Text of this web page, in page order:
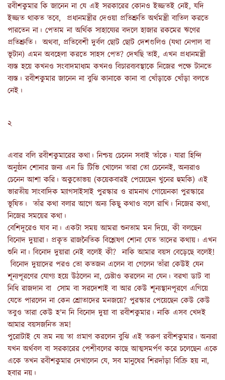
রবীশকুমার কি জানেন না যে এই সরকারের কোনও ইজ্জতই নেই, যদি
ইজ্জত থাকত তবে, প্রধানমন্ত্রীর দেওয়া প্রতিশ্রুতি অর্থমন্ত্রী বাতিল করতে
পারতেন না। পেতাম না অর্থিক সাহায্যের বদলে হাজার রকমের ঋণের
প্রতিশ্রুতি। অথবা, প্রতিবেশী দুর্বল ছোট ছোট দেশগুলিও (যথা নেপাল বা
ভূটান) এমন অবহেলা করতে সাহস পেত? দেখছি তাই, এখন প্রধানমন্ত্রী
ব্যস্ত হয়ে কখনও সংবাদমাধ্যম কখনও বিচারব্যবস্থাকে নিজের পক্ষে টানতে
ব্যস্ত। রবীশকুমার জানেন না বুঝি কানাকে কানা বা খোঁড়াকে খোঁড়া বলতে
নেই।
২
এবার বলি রবীশকুমারের কথা। নিশ্চয় চেনেন সবাই তাঁকে। যারা হিন্দি
অনুষ্ঠান শোনার জন্য এন ডি টিভি খোলেন তারা তো চেনেনই, অন্যরাও
চেনেন আশা করি। অকুতোভয় (কয়েকবারই পেয়েছেন খুনের হুমকি) এই
ভারতীয় সাংবাদিক ম্যাগসাইসাই পুরস্কার ও রামনাথ গোয়েনকা পুরস্কারে
ভূষিত। তাঁর কথা বলার আগে অন্য কিছু কথাও বলে রাখি। নিজের কথা,
নিজের সময়ের কথা।
বেশিদূরেও যাব না। একটা সময় আমরা শুনতাম মন দিয়ে, কী বলছেন
বিনোদ দুয়ারা। প্রকৃত রাজনৈতিক বিশ্লেষণ শোনা যেত তাদের কথায়। এখন
শুনি না। বিনোদ দুয়ারা নেই বলেই কী? নাকি আমার বয়স বেড়েছে বলেই!
বিনোদ দুয়াদের পরও তো কতজন এলেন বা গেলেন তাঁরা কেউই যেন
শূন্যপূরণের যোগ্য হয়ে উঠলেন না, চেষ্টাও করলেন না যেন। বরখা ডাট বা
নিধি রাজদান বা সোম বা সরদেশাই বা আর কেউ শূন্যস্থানপূরণে এগিয়ে
যেতে পারলেন না কেন শ্রোতাদের মনজয়ে? পুরস্কার পেয়েছেন কেউ কেউ
তবুও তারা কেউ হ'ন নি বিনোদ দুয়া বা রবীশকুমার। নাকি এসব খেদই
আমার বয়সজনিত ভ্রম!
পুরোটাই যে ভ্রম নয় তা প্রমাণ করলেন বুঝি এই তরুণ রবীশকুমার। অন্যরা
যখন অর্থবল বা সরকারের পেশীবলের কাছে আত্মসমর্পণ করে চলেছেন একে
একে তখন রবীশকুমার দেখালেন যে, সব মানুষের শিরদাঁড়া বিক্রি হয় না,
হবার নয়।